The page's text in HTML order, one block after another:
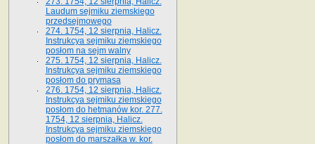
Laudum sejmiku ziemskiego
przedsejmowego
274. 1754, 12 sierpnia, Halicz.
Instrukcya sejmiku ziemskiego
posłom na sejm walny
275. 1754, 12 sierpnia, Halicz.
Instrukcya sejmiku ziemskiego
posłom do prymasa
276. 1754, 12 sierpnia, Halicz.
Instrukcya sejmiku ziemskiego
posłom do hetmanów kor. 277.
1754, 12 sierpnia, Halicz.
Instrukcya sejmiku ziemskiego
posłom do marszałka w. kor.